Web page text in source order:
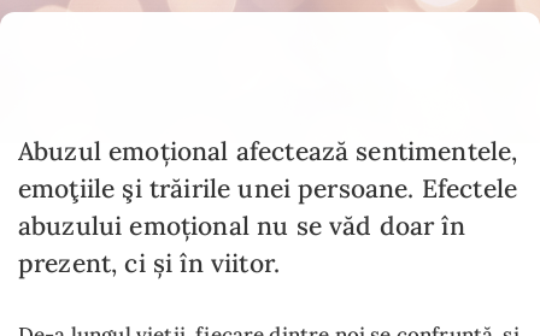
Abuzul emoțional afectează sentimentele,
emoţiile şi trăirile unei persoane. Efectele
abuzului emoțional nu se văd doar în
prezent, ci și în viitor.